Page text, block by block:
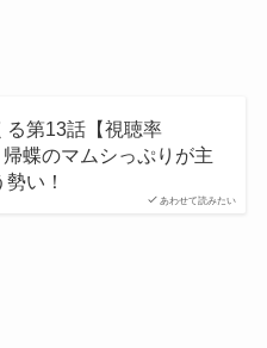
あわせて読みたい
る第13話【視聴率
蝶のマムシっぷりが主
い！